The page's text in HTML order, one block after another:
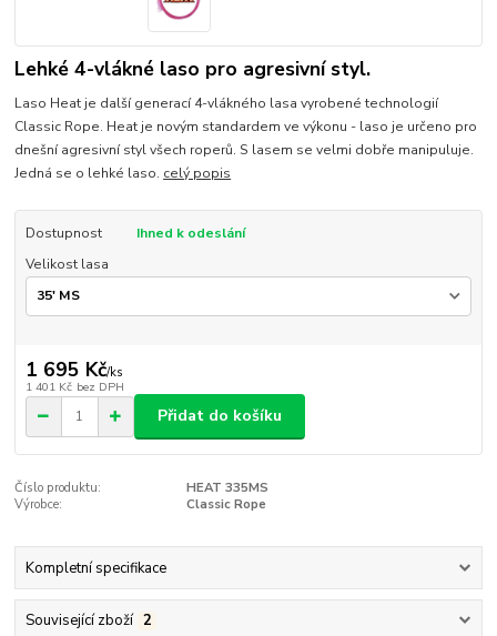
Lehké 4-vlákné laso pro agresivní styl.
Laso Heat je další generací 4-vlákného lasa vyrobené technologií
Classic Rope. Heat je novým standardem ve výkonu - laso je určeno pro
dnešní agresivní styl všech roperů. S lasem se velmi dobře manipuluje.
Jedná se o lehké laso. celý popis
Dostupnost
Ihned k odeslání
Velikost lasa
1 695 Kč/ks
1 401 Kč bez DPH
Přidat do košíku
Číslo produktu:
HEAT 335MS
Výrobce:
Classic Rope
Kompletní specifikace
Související zboží 2